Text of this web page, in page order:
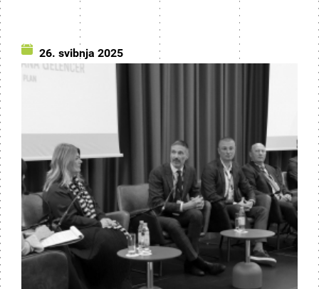
26. svibnja 2025